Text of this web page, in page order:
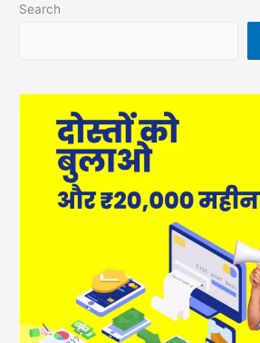
Search